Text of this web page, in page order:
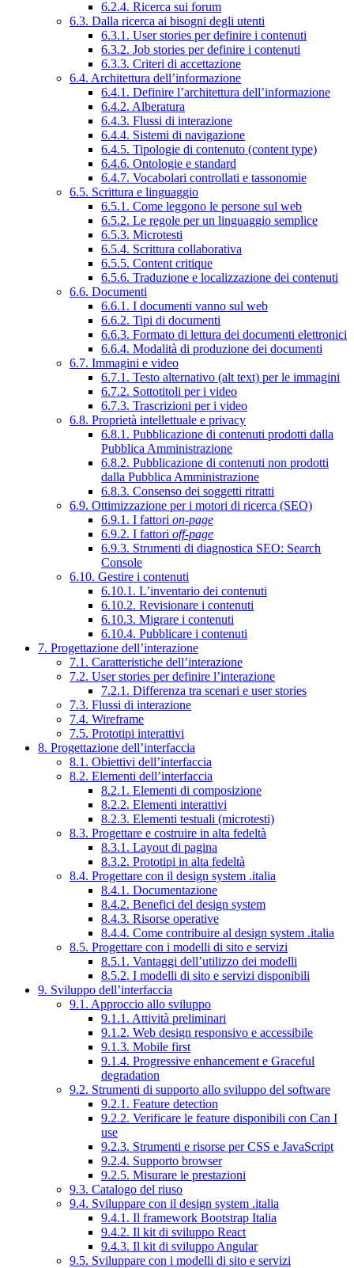
6.2.4. Ricerca sui forum
6.3. Dalla ricerca ai bisogni degli utenti
6.3.1. User stories per definire i contenuti
6.3.2. Job stories per definire i contenuti
6.3.3. Criteri di accettazione
6.4. Architettura dell’informazione
6.4.1. Definire l’architettura dell’informazione
6.4.2. Alberatura
6.4.3. Flussi di interazione
6.4.4. Sistemi di navigazione
6.4.5. Tipologie di contenuto (content type)
6.4.6. Ontologie e standard
6.4.7. Vocabolari controllati e tassonomie
6.5. Scrittura e linguaggio
6.5.1. Come leggono le persone sul web
6.5.2. Le regole per un linguaggio semplice
6.5.3. Microtesti
6.5.4. Scrittura collaborativa
6.5.5. Content critique
6.5.6. Traduzione e localizzazione dei contenuti
6.6. Documenti
6.6.1. I documenti vanno sul web
6.6.2. Tipi di documenti
6.6.3. Formato di lettura dei documenti elettronici
6.6.4. Modalità di produzione dei documenti
6.7. Immagini e video
6.7.1. Testo alternativo (alt text) per le immagini
6.7.2. Sottotitoli per i video
6.7.3. Trascrizioni per i video
6.8. Proprietà intellettuale e privacy
6.8.1. Pubblicazione di contenuti prodotti dalla
Pubblica Amministrazione
6.8.2. Pubblicazione di contenuti non prodotti
dalla Pubblica Amministrazione
6.8.3. Consenso dei soggetti ritratti
6.9. Ottimizzazione per i motori di ricerca (SEO)
6.9.1. I fattori on-page
6.9.2. I fattori off-page
6.9.3. Strumenti di diagnostica SEO: Search
Console
6.10. Gestire i contenuti
6.10.1. L’inventario dei contenuti
6.10.2. Revisionare i contenuti
6.10.3. Migrare i contenuti
6.10.4. Pubblicare i contenuti
7. Progettazione dell’interazione
7.1. Caratteristiche dell’interazione
7.2. User stories per definire l’interazione
7.2.1. Differenza tra scenari e user stories
7.3. Flussi di interazione
7.4. Wireframe
7.5. Prototipi interattivi
8. Progettazione dell’interfaccia
8.1. Obiettivi dell’interfaccia
8.2. Elementi dell’interfaccia
8.2.1. Elementi di composizione
8.2.2. Elementi interattivi
8.2.3. Elementi testuali (microtesti)
8.3. Progettare e costruire in alta fedeltà
8.3.1. Layout di pagina
8.3.2. Prototipi in alta fedeltà
8.4. Progettare con il design system .italia
8.4.1. Documentazione
8.4.2. Benefici del design system
8.4.3. Risorse operative
8.4.4. Come contribuire al design system .italia
8.5. Progettare con i modelli di sito e servizi
8.5.1. Vantaggi dell’utilizzo dei modelli
8.5.2. I modelli di sito e servizi disponibili
9. Sviluppo dell’interfaccia
9.1. Approccio allo sviluppo
9.1.1. Attività preliminari
9.1.2. Web design responsivo e accessibile
9.1.3. Mobile first
9.1.4. Progressive enhancement e Graceful
degradation
9.2. Strumenti di supporto allo sviluppo del software
9.2.1. Feature detection
9.2.2. Verificare le feature disponibili con Can I
use
9.2.3. Strumenti e risorse per CSS e JavaScript
9.2.4. Supporto browser
9.2.5. Misurare le prestazioni
9.3. Catalogo del riuso
9.4. Sviluppare con il design system .italia
9.4.1. Il framework Bootstrap Italia
9.4.2. Il kit di sviluppo React
9.4.3. Il kit di sviluppo Angular
9.5. Sviluppare con i modelli di sito e servizi